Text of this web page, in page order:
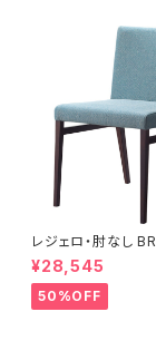
レジェロ・肘なし BR
¥28,545
50%OFF